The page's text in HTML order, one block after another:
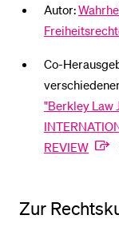
Autor:
Co-
"Berkley Law
REVIEW
Zur